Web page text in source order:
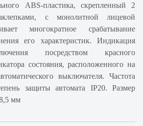
ABS-пластика, скрепленный 2
с монолитной лицевой
срабатывание
его характеристик. Индикация
посредством красного
состояния, расположенного на
выключателя. Частота
защиты автомата IP20. Размер
мм